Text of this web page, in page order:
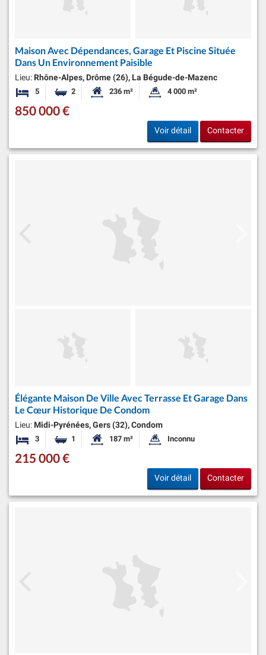
Maison Avec Dépendances, Garage Et Piscine Située
Dans Un Environnement Paisible
Lieu: Rhône-Alpes, Drôme (26), La Bégude-de-Mazenc
5 Chambres
2 Salles de bainsSurface habitable:
236 m² Superficie du terrain:
4 000 m²
850 000 €
Voir détail Contacter
Élégante Maison De Ville Avec Terrasse Et Garage Dans
Le Cœur Historique De Condom
Lieu: Midi-Pyrénées, Gers (32), Condom
3 Chambres1 Salle de bainSurface habitable:
187 m² Superficie du terrain:
Inconnu
215 000 €
Voir détail Contacter